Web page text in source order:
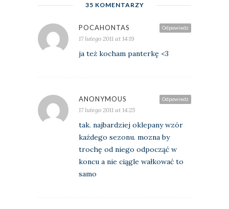
35 KOMENTARZY
Odpowiedz
POCAHONTAS
17 lutego 2011 at 14:19
ja też kocham panterkę <3
Odpowiedz
ANONYMOUS
17 lutego 2011 at 14:25
tak. najbardziej oklepany wzór
każdego sezonu. mozna by
trochę od niego odpocząć w
koncu a nie ciągle wałkować to
samo